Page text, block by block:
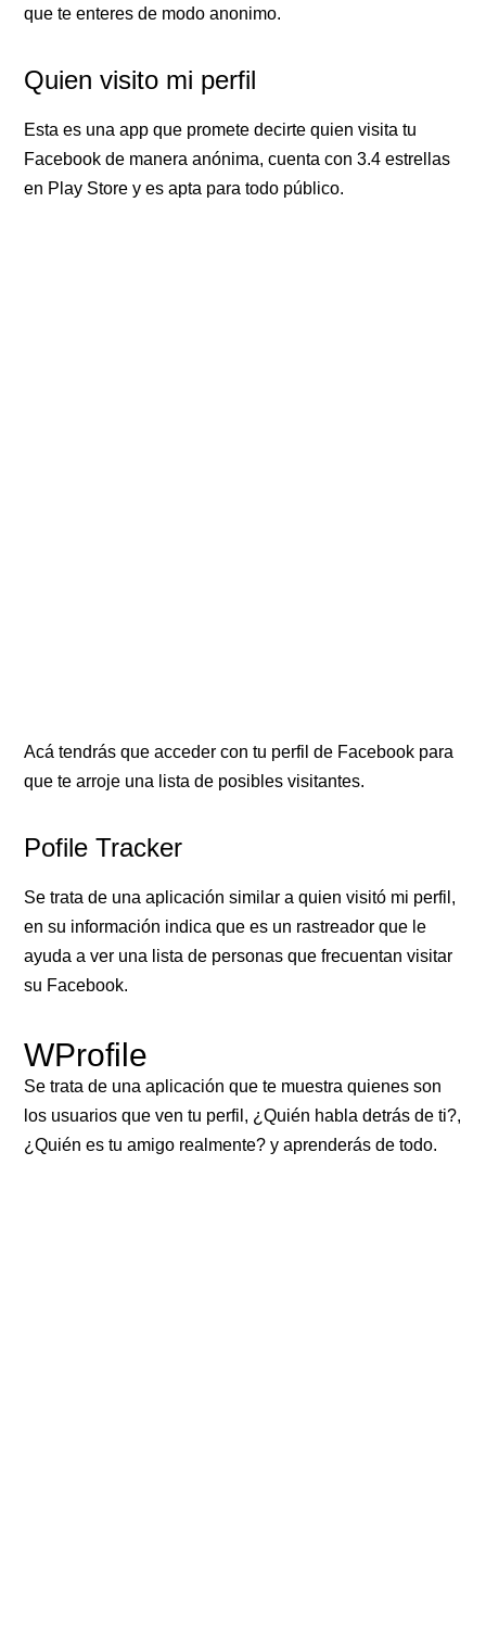
que te enteres de modo anonimo.
Quien visito mi perfil
Esta es una app que promete decirte quien visita tu
Facebook de manera anónima, cuenta con 3.4 estrellas
en Play Store y es apta para todo público.
Acá tendrás que acceder con tu perfil de Facebook para
que te arroje una lista de posibles visitantes.
Pofile Tracker​
Se trata de una aplicación similar a quien visitó mi perfil,
en su información indica que es un rastreador que le
ayuda a ver una lista de personas que frecuentan visitar
su Facebook.
WProfile
Se trata de una aplicación que te muestra quienes son
los usuarios que ven tu perfil, ¿Quién habla detrás de ti?,
¿Quién es tu amigo realmente? y aprenderás de todo.